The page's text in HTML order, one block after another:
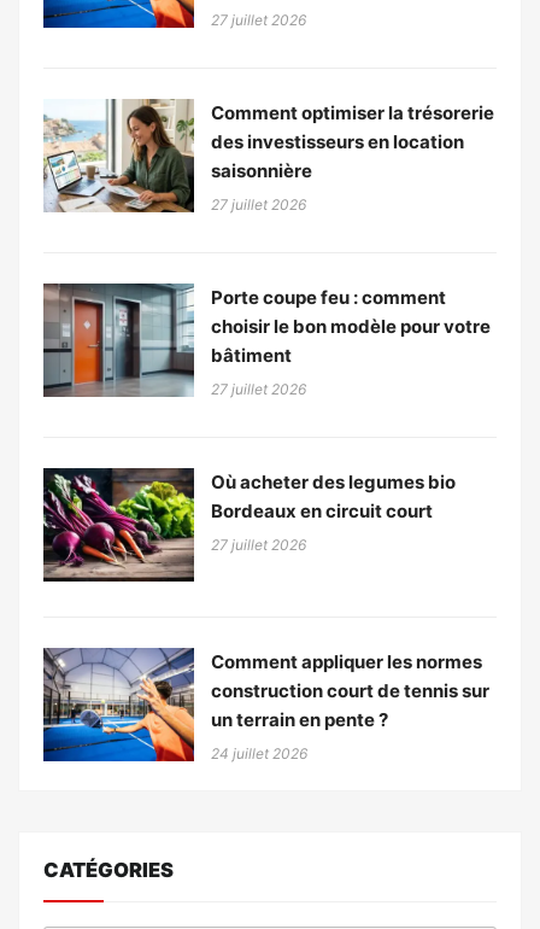
27 juillet 2026
Comment optimiser la trésorerie
des investisseurs en location
saisonnière
27 juillet 2026
Porte coupe feu : comment
choisir le bon modèle pour votre
bâtiment
27 juillet 2026
Où acheter des legumes bio
Bordeaux en circuit court
27 juillet 2026
Comment appliquer les normes
construction court de tennis sur
un terrain en pente ?
24 juillet 2026
CATÉGORIES